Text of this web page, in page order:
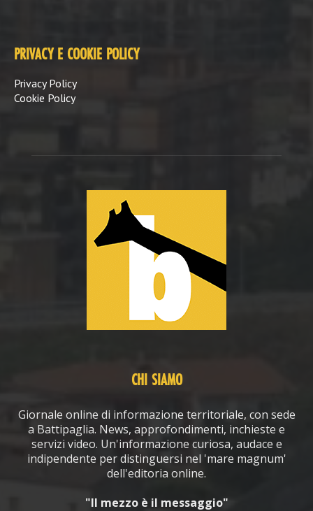
PRIVACY E COOKIE POLICY
Privacy Policy
Cookie Policy
CHI SIAMO
Giornale online di informazione territoriale, con sede
a Battipaglia. News, approfondimenti, inchieste e
servizi video. Un'informazione curiosa, audace e
indipendente per distinguersi nel 'mare magnum'
dell'editoria online.
"Il mezzo è il messaggio"